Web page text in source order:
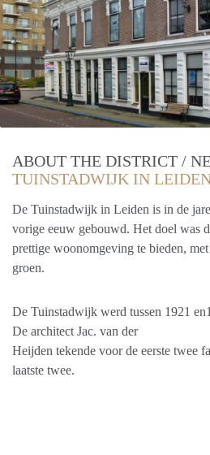
ABOUT THE DISTRICT /
TUINSTADWIJK IN
De Tuinstadwijk in Leiden is in de
vorige eeuw gebouwd. Het doel was
prettige woonomgeving te bieden,
groen.
De Tuinstadwijk werd tussen 1921
De architect Jac. van der
Heijden tekende voor de eerste twee
laatste twee.